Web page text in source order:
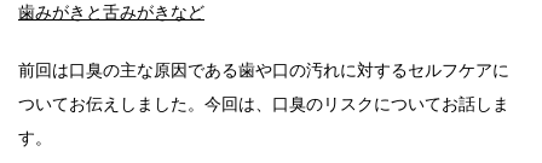
歯みがきと舌みがきなど
前回は口臭の主な原因である歯や口の汚れに対するセルフケアに
ついてお伝えしました。今回は、口臭のリスクについてお話しま
す。